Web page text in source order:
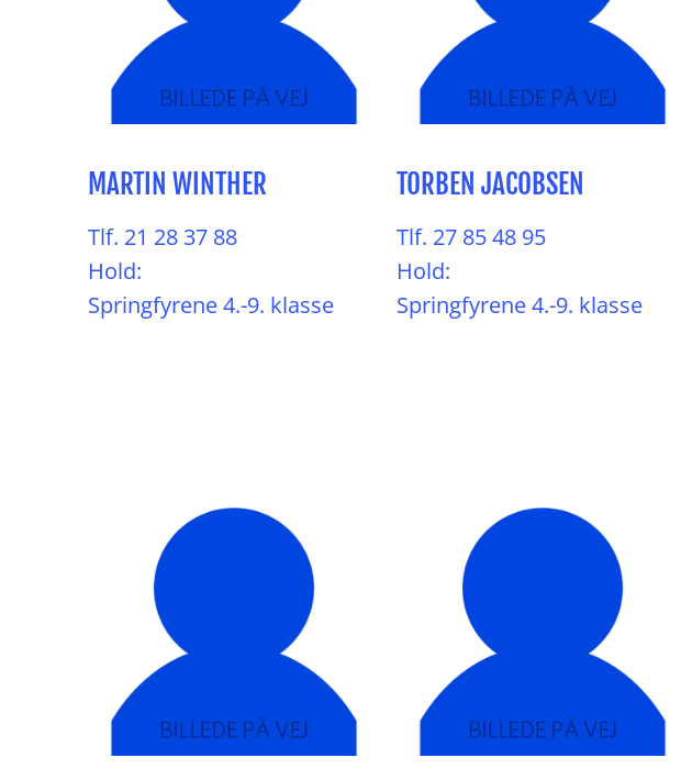
MARTIN WINTHER
Tlf. 21 28 37 88
Hold:
Springfyrene 4.-9. klasse
TORBEN JACOBSEN
Tlf. 27 85 48 95
Hold:
Springfyrene 4.-9. klasse